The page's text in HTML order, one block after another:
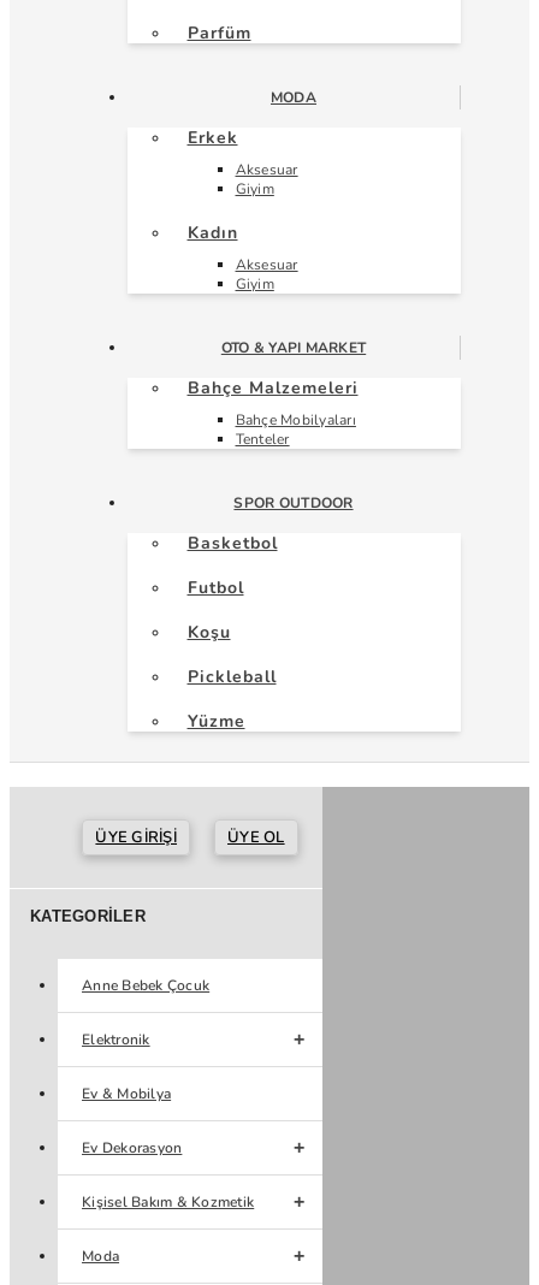
Parfüm
MODA
Erkek
Aksesuar
Giyim
Kadın
Aksesuar
Giyim
OTO & YAPI MARKET
Bahçe Malzemeleri
Bahçe Mobilyaları
Tenteler
SPOR OUTDOOR
Basketbol
Futbol
Koşu
Pickleball
Yüzme
ÜYE GIRIŞI ÜYE OL
KATEGORILER
Anne Bebek Çocuk
Elektronik
Ev & Mobilya
Ev Dekorasyon
Kişisel Bakım & Kozmetik
Moda